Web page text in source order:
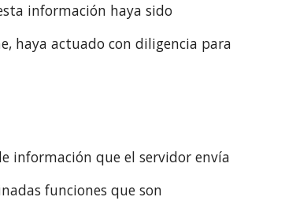
información haya sido
haya actuado con diligencia para
información que el servidor envía
funciones que son